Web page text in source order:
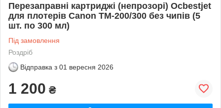
Перезаправні картриджі (непрозорі) Ocbestjet
для плотерів Canon TM-200/300 без чипів (5
шт. по 300 мл)
Під замовлення
Роздріб
Відправка з 01 вересня 2026
1 200 ₴